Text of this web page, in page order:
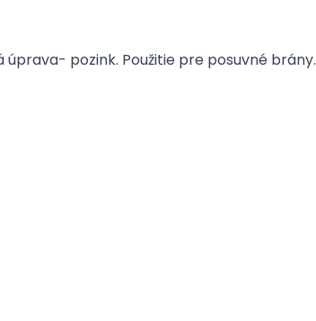
pozink. Použitie pre posuvné brány.